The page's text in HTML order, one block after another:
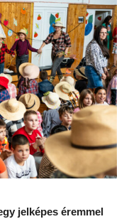
jelképes éremmel